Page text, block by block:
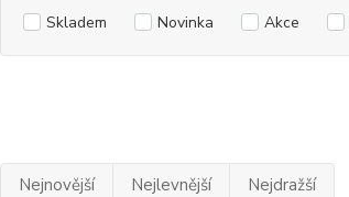
Skladem Novinka Akce
Nejnovější Nejlevnější Nejdražší